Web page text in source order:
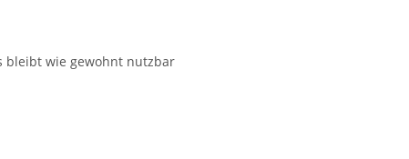
bleibt wie gewohnt nutzbar